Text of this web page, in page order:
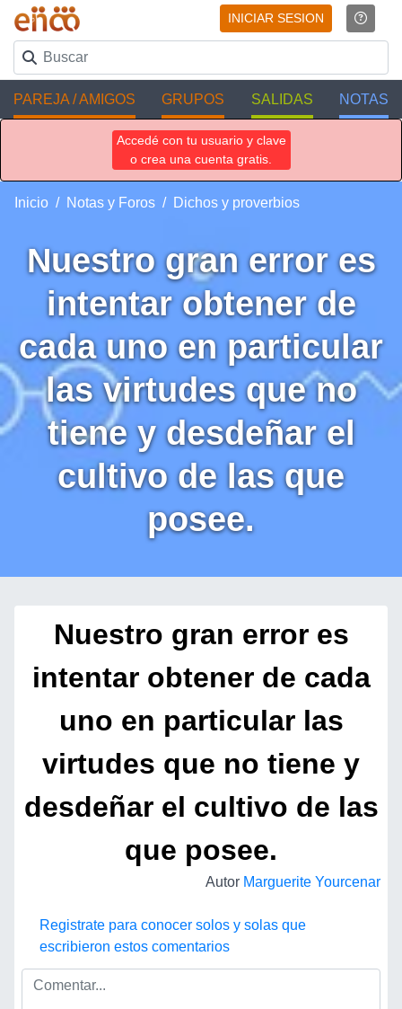
INICIAR SESION
PAREJA / AMIGOS GRUPOS SALIDAS NOTAS
Accedé con tu usuario y clave
o crea una cuenta gratis.
Inicio Notas y Foros Dichos y proverbios
Nuestro gran error es
intentar obtener de
cada uno en particular
las virtudes que no
tiene y desdeñar el
cultivo de las que
posee.
Nuestro gran error es
intentar obtener de cada
uno en particular las
virtudes que no tiene y
desdeñar el cultivo de las
que posee.
Autor Marguerite Yourcenar
Registrate para conocer solos y solas que
escribieron estos comentarios